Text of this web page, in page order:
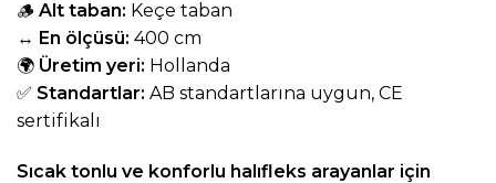
🪵 Alt taban: Keçe taban
↔️ En ölçüsü: 400 cm
🌍 Üretim yeri: Hollanda
✅ Standartlar: AB standartlarına uygun, CE
sertifikalı
Sıcak tonlu ve konforlu halıfleks arayanlar için